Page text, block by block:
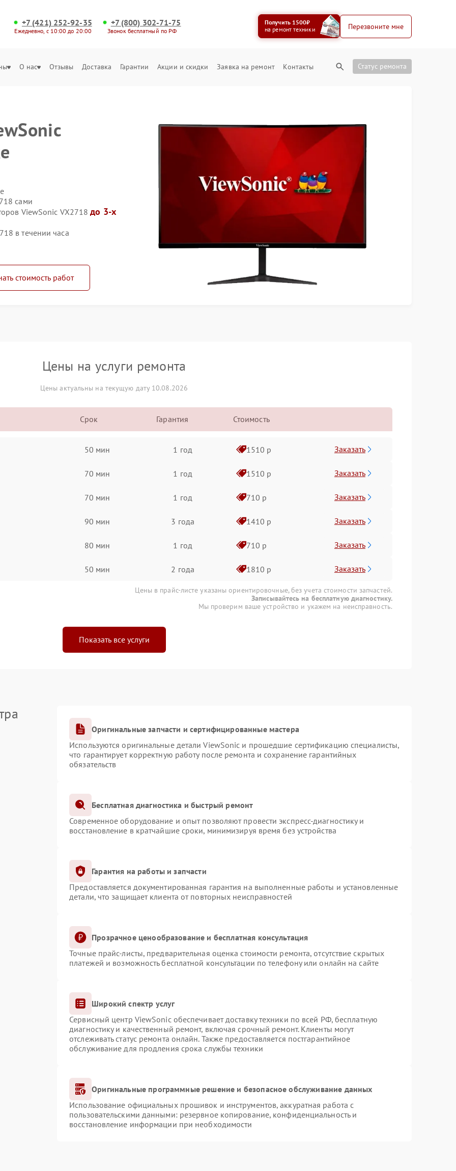
+7 (421) 252-92-35
Ежедневно, с 10:00 до 20:00
+7 (800) 302-71-75
Звонок бесплатный по РФ
Получить 1500₽
на ремонт техники
Перезвоните мне
О нас Отзывы Доставка Гарантии Акции и скидки Заявка на ремонт Контакты Статус ремонта
сами
ViewSonic VX2718до 3-х
в течении часа
стоимость работ
Цены на услуги ремонта
Цены актуальны на текущую дату 10.08.2026
Срок Гарантия Стоимость
50 мин 1 год 1510 р Заказать
70 мин 1 год 1510 р Заказать
70 мин 1 год 710 р Заказать
90 мин 3 года 1410 р Заказать
80 мин 1 год 710 р Заказать
50 мин 2 года 1810 р Заказать
Цены в прайс-листе указаны ориентировочные, без учета стоимости запчастей.
Записывайтесь на бесплатную диагностику.
Мы проверим ваше устройство и укажем на неисправность.
Показать все услуги
Оригинальные запчасти и сертифицированные мастера
Используются оригинальные детали ViewSonic и прошедшие сертификацию специалисты,
что гарантирует корректную работу после ремонта и сохранение гарантийных
обязательств
Бесплатная диагностика и быстрый ремонт
Современное оборудование и опыт позволяют провести экспресс-диагностику и
восстановление в кратчайшие сроки, минимизируя время без устройства
Гарантия на работы и запчасти
Предоставляется документированная гарантия на выполненные работы и установленные
детали, что защищает клиента от повторных неисправностей
Прозрачное ценообразование и бесплатная консультация
Точные прайс-листы, предварительная оценка стоимости ремонта, отсутствие скрытых
платежей и возможность бесплатной консультации по телефону или онлайн на сайте
Широкий спектр услуг
Сервисный центр ViewSonic обеспечивает доставку техники по всей РФ, бесплатную
диагностику и качественный ремонт, включая срочный ремонт. Клиенты могут
отслеживать статус ремонта онлайн. Также предоставляется постгарантийное
обслуживание для продления срока службы техники
Оригинальные программные решение и безопасное обслуживание данных
Использование официальных прошивок и инструментов, аккуратная работа с
пользовательскими данными: резервное копирование, конфиденциальность и
восстановление информации при необходимости